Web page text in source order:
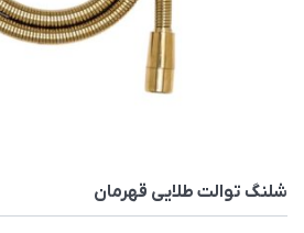
شلنگ توالت طلایی قهرمان